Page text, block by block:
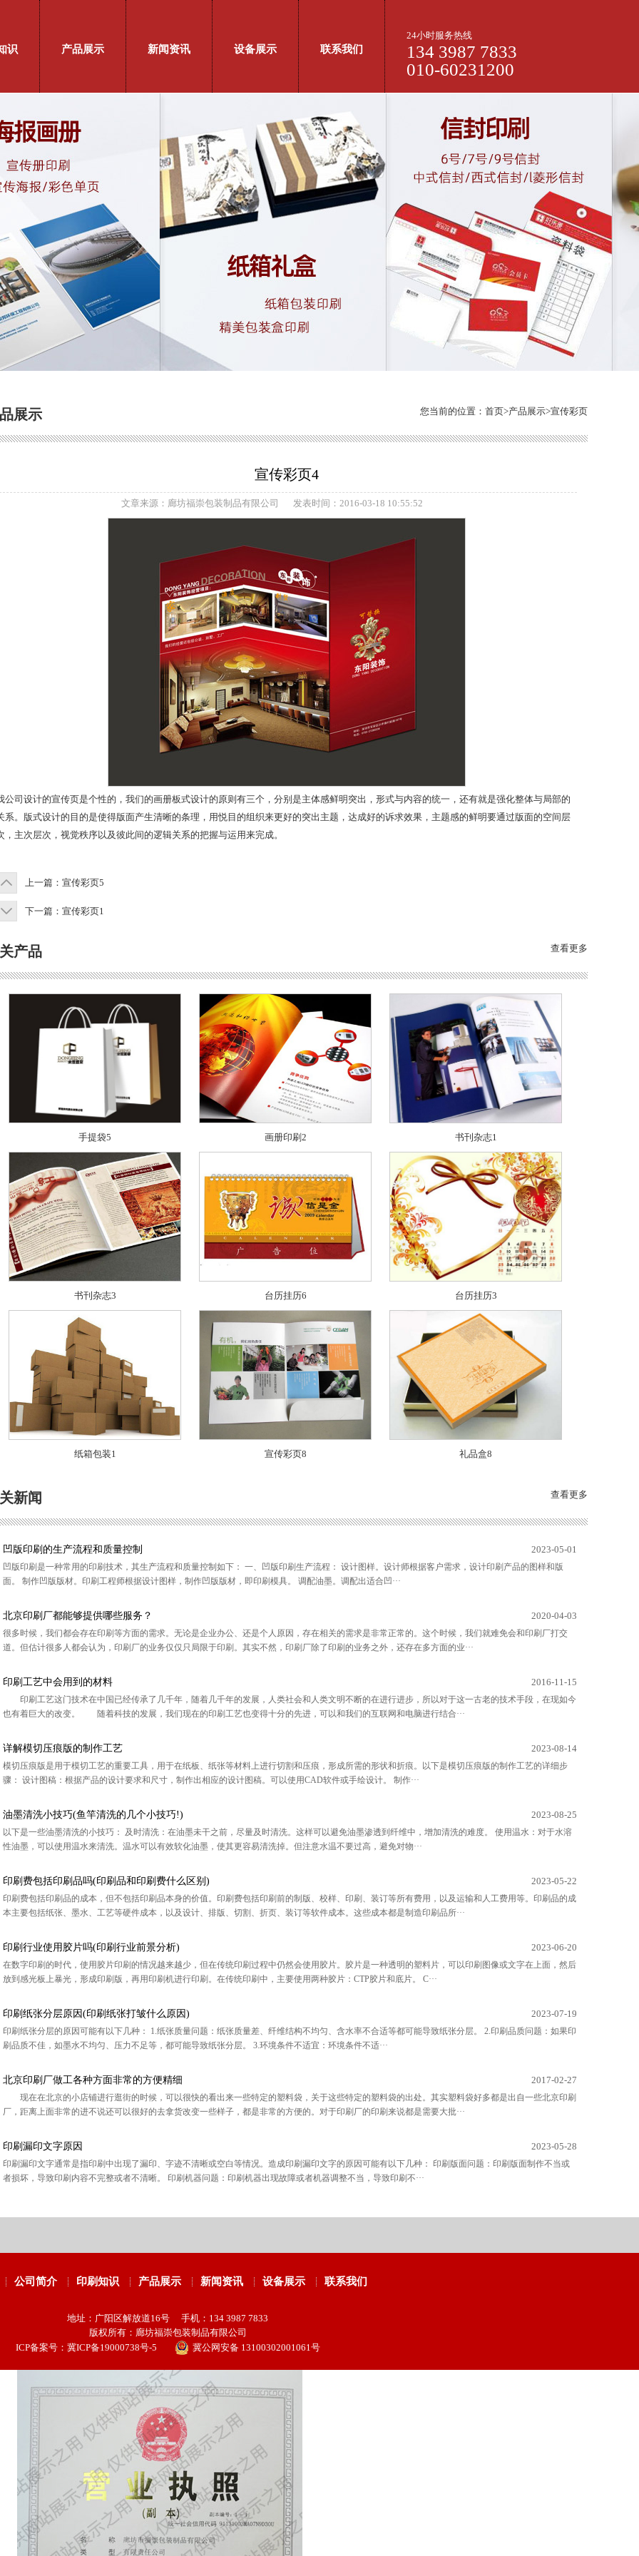
识 产品展示 新闻资讯 设备展示 联系我们
24小时服务热线
134 3987 7833
010-60231200
展示 您当前的位置： 首页>产品展示>宣传彩页
宣传彩页4
文章来源：廊坊福崇包装制品有限公司 发表时间：2016-03-18 10:55:52
公司设计的宣传页是个性的，我们的画册板式设计的原则有三个，分别是主体感鲜明突出，形式与内容的统一，还有就是强化整体与局部的
系。版式设计的目的是使得版面产生清晰的条理，用悦目的组织来更好的突出主题，达成好的诉求效果，主题感的鲜明要通过版面的空间层
，主次层次，视觉秩序以及彼此间的逻辑关系的把握与运用来完成。
上一篇： 宣传彩页5
下一篇： 宣传彩页1
产品 查看更多
手提袋5 画册印刷2 书刊杂志1
书刊杂志3 台历挂历6 台历挂历3
纸箱包装1 宣传彩页8 礼品盒8
新闻 查看更多
凹版印刷的生产流程和质量控制 2023-05-01
凹版印刷是一种常用的印刷技术，其生产流程和质量控制如下： 一、凹版印刷生产流程： 设计图样。设计师根据客户需求，设计印刷产品的图样和版
面。 制作凹版版材。印刷工程师根据设计图样，制作凹版版材，即印刷模具。 调配油墨。调配出适合凹···
北京印刷厂都能够提供哪些服务？ 2020-04-03
很多时候，我们都会存在印刷等方面的需求。无论是企业办公、还是个人原因，存在相关的需求是非常正常的。这个时候，我们就难免会和印刷厂打交
道。但估计很多人都会认为，印刷厂的业务仅仅只局限于印刷。其实不然，印刷厂除了印刷的业务之外，还存在多方面的业···
印刷工艺中会用到的材料 2016-11-15
印刷工艺这门技术在中国已经传承了几千年，随着几千年的发展，人类社会和人类文明不断的在进行进步，所以对于这一古老的技术手段，在现如今
也有着巨大的改变。 随着科技的发展，我们现在的印刷工艺也变得十分的先进，可以和我们的互联网和电脑进行结合···
详解模切压痕版的制作工艺 2023-08-14
模切压痕版是用于模切工艺的重要工具，用于在纸板、纸张等材料上进行切割和压痕，形成所需的形状和折痕。以下是模切压痕版的制作工艺的详细步
骤： 设计图稿：根据产品的设计要求和尺寸，制作出相应的设计图稿。可以使用CAD软件或手绘设计。 制作···
油墨清洗小技巧(鱼竿清洗的几个小技巧!) 2023-08-25
以下是一些油墨清洗的小技巧： 及时清洗：在油墨未干之前，尽量及时清洗。这样可以避免油墨渗透到纤维中，增加清洗的难度。 使用温水：对于水溶
性油墨，可以使用温水来清洗。温水可以有效软化油墨，使其更容易清洗掉。但注意水温不要过高，避免对物···
印刷费包括印刷品吗(印刷品和印刷费什么区别) 2023-05-22
印刷费包括印刷品的成本，但不包括印刷品本身的价值。印刷费包括印刷前的制版、校样、印刷、装订等所有费用，以及运输和人工费用等。印刷品的成
本主要包括纸张、墨水、工艺等硬件成本，以及设计、排版、切割、折页、装订等软件成本。这些成本都是制造印刷品所···
印刷行业使用胶片吗(印刷行业前景分析) 2023-06-20
在数字印刷的时代，使用胶片印刷的情况越来越少，但在传统印刷过程中仍然会使用胶片。胶片是一种透明的塑料片，可以印刷图像或文字在上面，然后
放到感光板上暴光，形成印刷版，再用印刷机进行印刷。在传统印刷中，主要使用两种胶片：CTP胶片和底片。 C···
印刷纸张分层原因(印刷纸张打皱什么原因) 2023-07-19
印刷纸张分层的原因可能有以下几种： 1.纸张质量问题：纸张质量差、纤维结构不均匀、含水率不合适等都可能导致纸张分层。 2.印刷品质问题：如果印
刷品质不佳，如墨水不均匀、压力不足等，都可能导致纸张分层。 3.环境条件不适宜：环境条件不适···
北京印刷厂做工各种方面非常的方便精细 2017-02-27
现在在北京的小店铺进行逛街的时候，可以很快的看出来一些特定的塑料袋，关于这些特定的塑料袋的出处。其实塑料袋好多都是出自一些北京印刷
厂，距离上面非常的进不说还可以很好的去拿货改变一些样子，都是非常的方便的。对于印刷厂的印刷来说都是需要大批···
印刷漏印文字原因 2023-05-28
印刷漏印文字通常是指印刷中出现了漏印、字迹不清晰或空白等情况。造成印刷漏印文字的原因可能有以下几种： 印刷版面问题：印刷版面制作不当或
者损坏，导致印刷内容不完整或者不清晰。 印刷机器问题：印刷机器出现故障或者机器调整不当，导致印刷不···
公司简介 印刷知识 产品展示 新闻资讯 设备展示 联系我们
地址：广阳区解放道16号 手机：134 3987 7833
版权所有：廊坊福崇包装制品有限公司
ICP备案号： 冀ICP备19000738号-5 冀公网安备 13100302001061号